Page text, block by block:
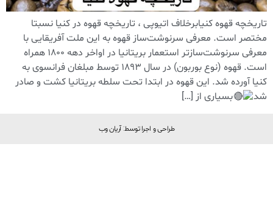
تاریخچه قهوه کنیابرخلاف اتیوپی ، تاریخچه قهوه در کنیا نسبتا
مختصر است. معرفی سرنوشت‌ساز قهوه به این ملت آفریقایی با
معرفی سرنوشت‌سازتر استعمار بریتانیا در اواخر دهه 1800 همراه
است. قهوه (نوع بوربون) در سال 1893 توسط مبلغان فرانسوی به
کنیا آورده شد. این قهوه در ابتدا تحت سلطه بریتانیا کشت و صادر
شد
بسیاری از […]
طراحی و اجرا توسط: آریان وب